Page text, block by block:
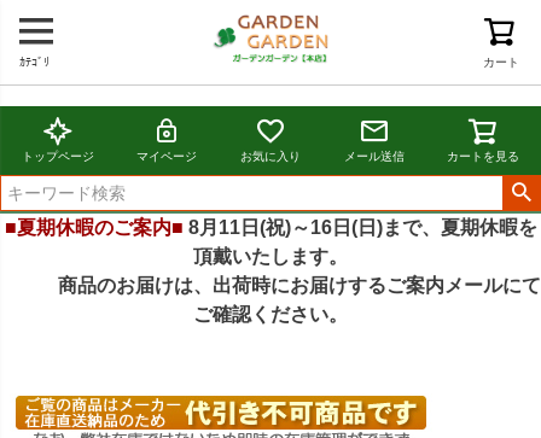
カート
ｶﾃｺﾞﾘ
トップページ マイページ お気に入り メール送信 カートを見る
■夏期休暇のご案内■ 8月11日(祝)～16日(日)まで、夏期休暇を
頂戴いたします。
商品のお届けは、出荷時にお届けするご案内メールにて
ご確認ください。